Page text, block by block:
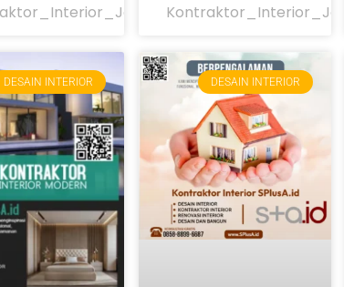
DESAIN INTERIOR DESAIN INTERIOR